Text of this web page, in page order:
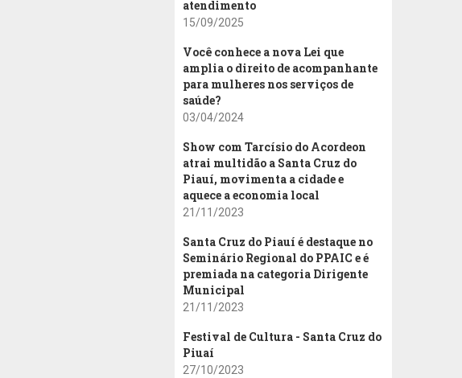
atendimento
15/09/2025
Você conhece a nova Lei que
amplia o direito de acompanhante
para mulheres nos serviços de
saúde?
03/04/2024
Show com Tarcísio do Acordeon
atrai multidão a Santa Cruz do
Piauí, movimenta a cidade e
aquece a economia local
21/11/2023
Santa Cruz do Piauí é destaque no
Seminário Regional do PPAIC e é
premiada na categoria Dirigente
Municipal
21/11/2023
Festival de Cultura - Santa Cruz do
Piuaí
27/10/2023